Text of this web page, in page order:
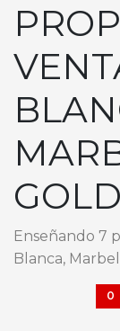
Enseñando 7
Blanca,
0